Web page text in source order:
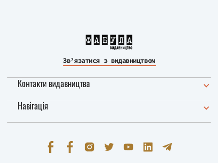
Зв’язатися з видавництвом
Контакти видавництва
Навігація